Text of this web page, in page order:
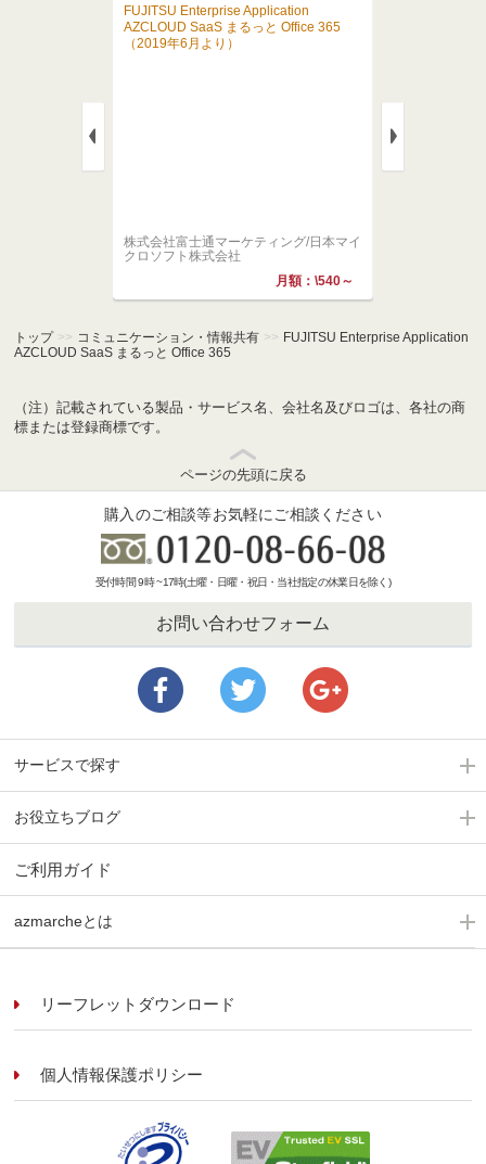
FUJITSU Enterprise Application
AZCLOUD SaaS まるっと Office 365
（2019年6月より）
株式会社富士通マーケティング/日本マイ
クロソフト株式会社
月額：\540～
トップ >> コミュニケーション・情報共有 >> FUJITSU Enterprise Application
AZCLOUD SaaS まるっと Office 365
（注）記載されている製品・サービス名、会社名及びロゴは、各社の商
標または登録商標です。
ページの先頭に戻る
購入のご相談等お気軽にご相談ください
受付時間 9時 ~17時(土曜・日曜・祝日・当社指定の休業日を除く)
お問い合わせフォーム
サービスで探す
お役立ちブログ
ご利用ガイド
azmarcheとは
リーフレットダウンロード
個人情報保護ポリシー